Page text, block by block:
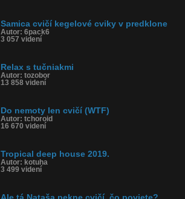
Samica cvičí kegelové cviky v predklone
Autor: 6pack6
3 057 videní
Relax s tučniakmi
Autor: tozobor
13 858 videní
Do nemoty len cvičí (WTF)
Autor: tchoroid
16 670 videní
Tropical deep house 2019.
Autor: kotuha
3 499 videní